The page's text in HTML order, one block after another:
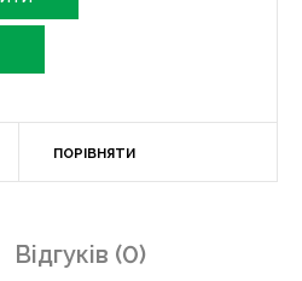
ПОРІВНЯТИ
Відгуків (0)